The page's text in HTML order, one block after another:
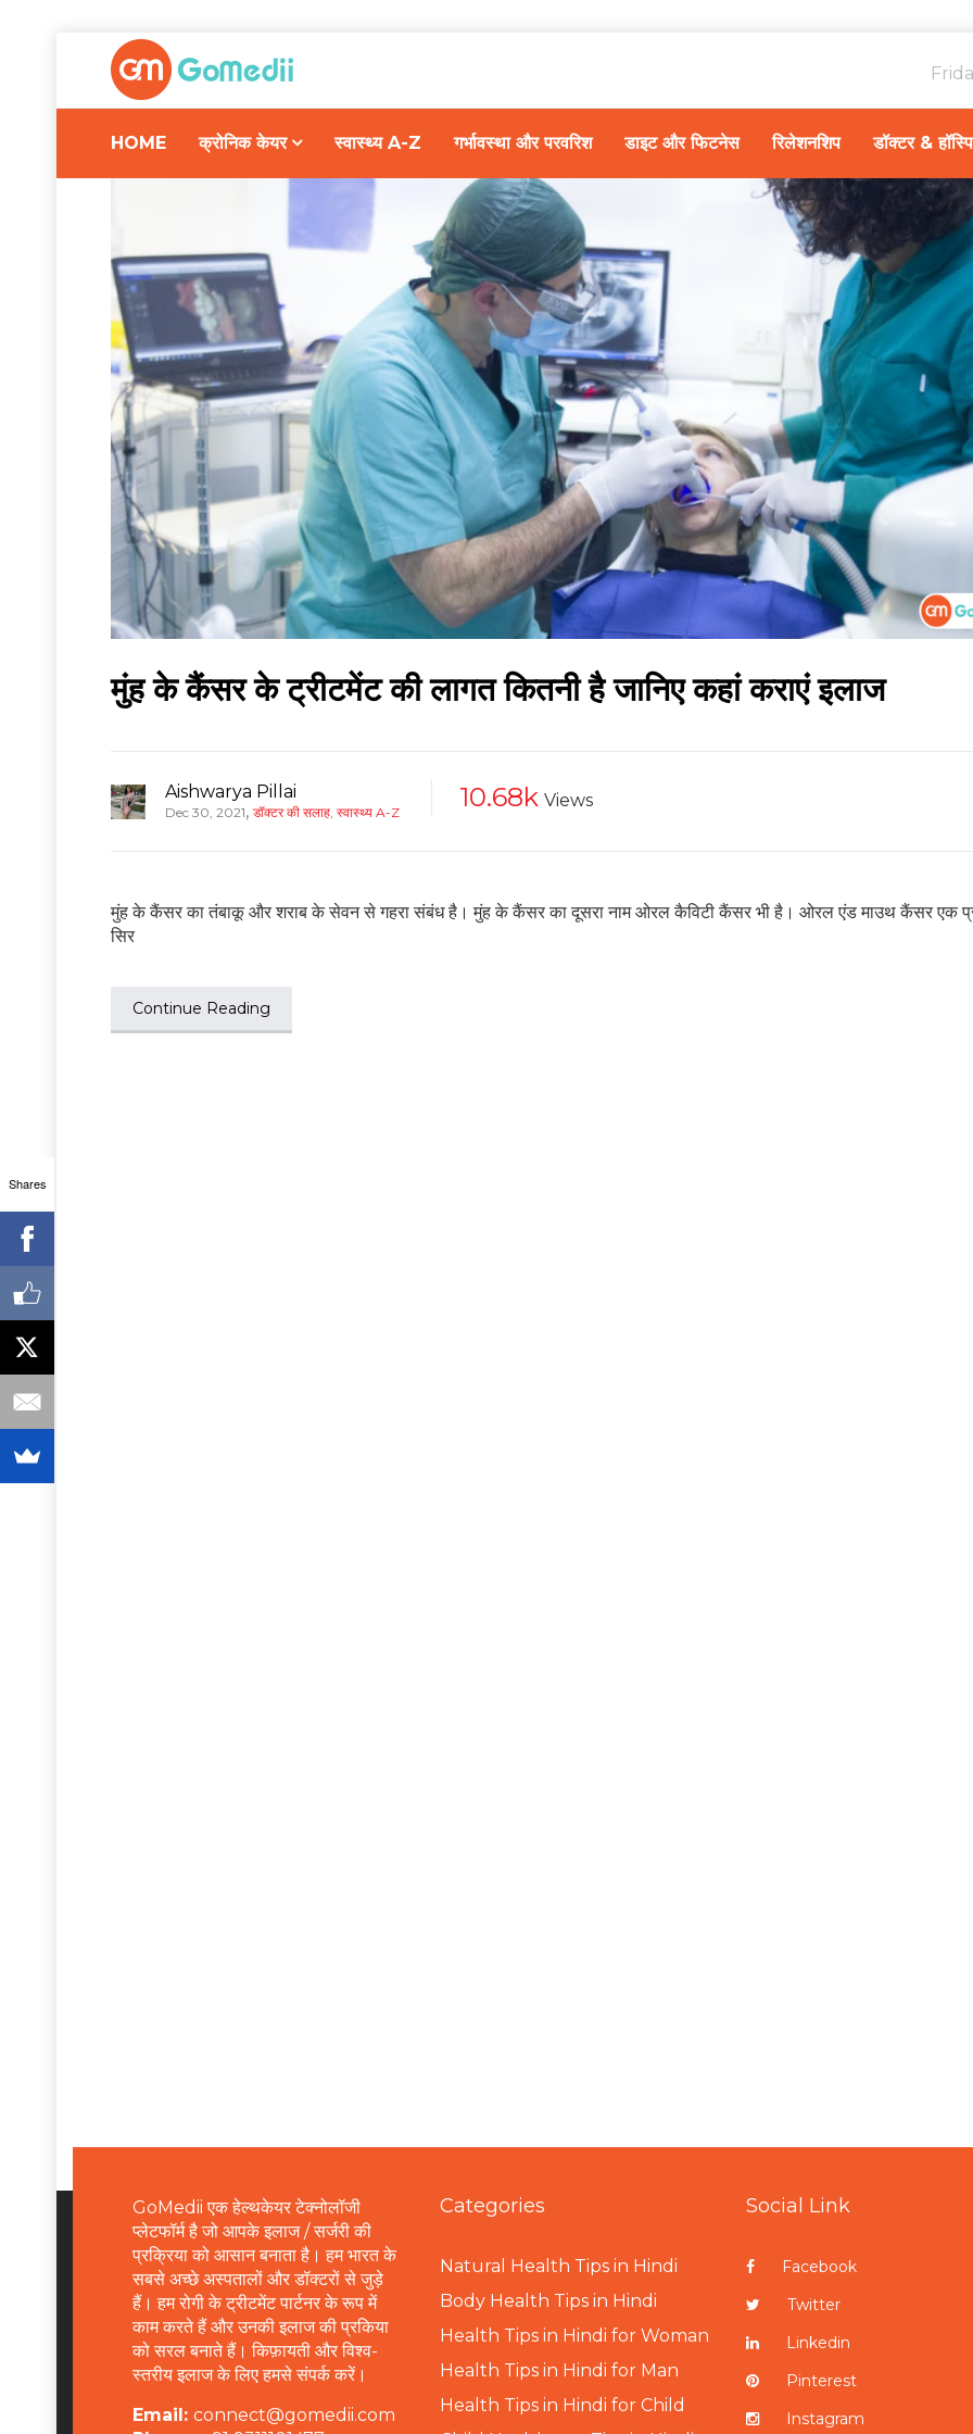
HOME क्रोनिक केयर स्वास्थ्य A-Z गर्भावस्था और परवरिश डाइट और फिटनेस रिलेशनशिप डॉक्टर &
मुंह के कैंसर के ट्रीटमेंट की लागत कितनी है जानिए कहां कराएं इलाज
Aishwarya Pillai
Dec 30, 2021, डॉक्टर की सलाह स्वास्थ्य A-Z 10.68k Views
मुंह के कैंसर का तंबाकू और शराब के सेवन से गहरा संबंध है। मुंह के कैंसर का दूसरा नाम ओरल कैविटी कैंसर भी है। ओरल एंड माउथ कैंसर एक
सिर
Continue Reading
GoMedii एक हेल्थकेयर टेक्नोलॉजी
प्लेटफॉर्म है जो आपके इलाज / सर्जरी की
प्रक्रिया को आसान बनाता है। हम भारत के
सबसे अच्छे अस्पतालों और डॉक्टरों से जुड़े
हैं। हम रोगी के ट्रीटमेंट पार्टनर के रूप में
काम करते हैं और उनकी इलाज की प्रकिया
को सरल बनाते हैं। किफ़ायती और विश्व-
स्तरीय इलाज के लिए हमसे संपर्क करें।
Email: connect@gomedii.com
Categories
Natural Health Tips in Hindi
Body Health Tips in Hindi
Health Tips in Hindi for Woman
Health Tips in Hindi for Man
Health Tips in Hindi for Child
Social Link
Facebook
Twitter
Linkedin
Pinterest
Instagram
Shares